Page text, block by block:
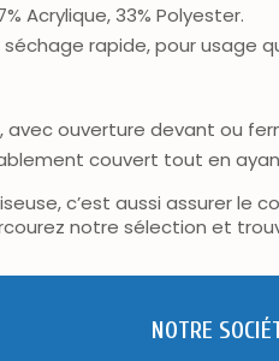
Acrylique, 33% Polyester.
rapide, pour usage
avec ouverture devant ou
couvert tout en
c’est aussi assurer le
notre sélection et
NOTRE